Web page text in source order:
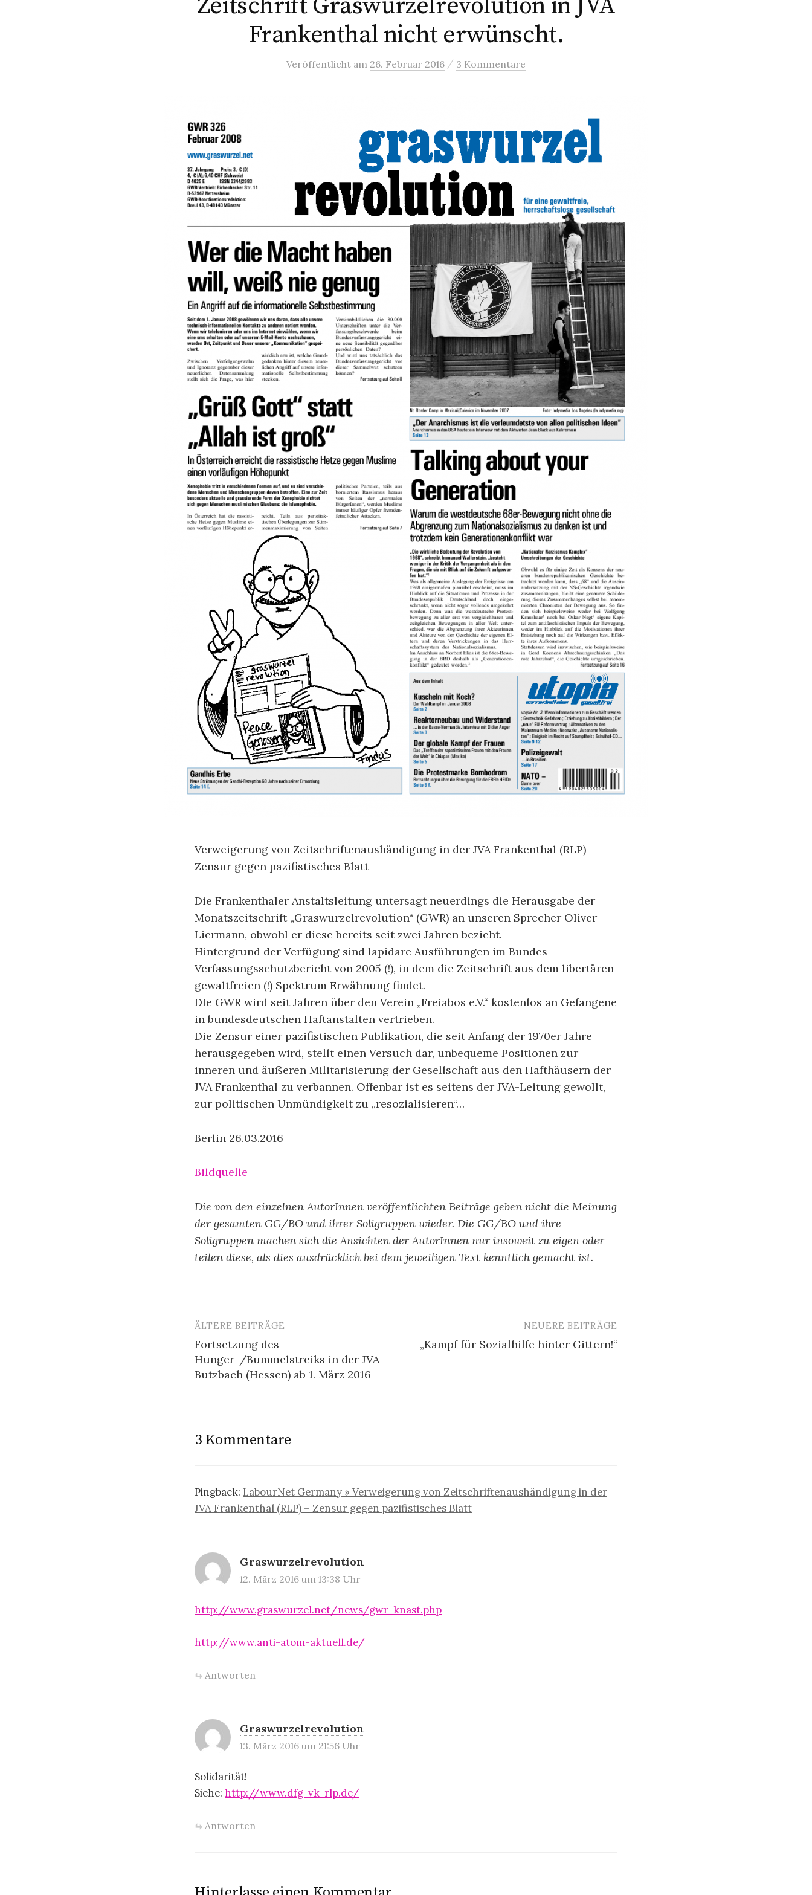
Zeitschrift Graswurzelrevolution in JVA
Frankenthal nicht erwünscht.
Veröffentlicht am 26. Februar 2016 / 3 Kommentare
Verweigerung von Zeitschriftenaushändigung in der JVA Frankenthal (RLP) –
Zensur gegen pazifistisches Blatt
Die Frankenthaler Anstaltsleitung untersagt neuerdings die Herausgabe der
Monatszeitschrift „Graswurzelrevolution“ (GWR) an unseren Sprecher Oliver
Liermann, obwohl er diese bereits seit zwei Jahren bezieht.
Hintergrund der Verfügung sind lapidare Ausführungen im Bundes-
Verfassungsschutzbericht von 2005 (!), in dem die Zeitschrift aus dem libertären
gewaltfreien (!) Spektrum Erwähnung findet.
DIe GWR wird seit Jahren über den Verein „Freiabos e.V.“ kostenlos an Gefangene
in bundesdeutschen Haftanstalten vertrieben.
Die Zensur einer pazifistischen Publikation, die seit Anfang der 1970er Jahre
herausgegeben wird, stellt einen Versuch dar, unbequeme Positionen zur
inneren und äußeren Militarisierung der Gesellschaft aus den Hafthäusern der
JVA Frankenthal zu verbannen. Offenbar ist es seitens der JVA-Leitung gewollt,
zur politischen Unmündigkeit zu „resozialisieren“…
Berlin 26.03.2016
Bildquelle
Die von den einzelnen AutorInnen veröffentlichten Beiträge geben nicht die Meinung
der gesamten GG/BO und ihrer Soligruppen wieder. Die GG/BO und ihre
Soligruppen machen sich die Ansichten der AutorInnen nur insoweit zu eigen oder
teilen diese, als dies ausdrücklich bei dem jeweiligen Text kenntlich gemacht ist.
Beitragsnavigation
ÄLTERE BEITRÄGE
Fortsetzung des
Hunger-/Bummelstreiks in der JVA
Butzbach (Hessen) ab 1. März 2016
NEUERE BEITRÄGE
„Kampf für Sozialhilfe hinter Gittern!“
3 Kommentare
Pingback: LabourNet Germany » Verweigerung von Zeitschriftenaushändigung in der
JVA Frankenthal (RLP) – Zensur gegen pazifistisches Blatt
Graswurzelrevolution
12. März 2016 um 13:38 Uhr
http://www.graswurzel.net/news/gwr-knast.php
http://www.anti-atom-aktuell.de/
Antworten
Graswurzelrevolution
13. März 2016 um 21:56 Uhr
Solidarität!
Siehe: http://www.dfg-vk-rlp.de/
Antworten